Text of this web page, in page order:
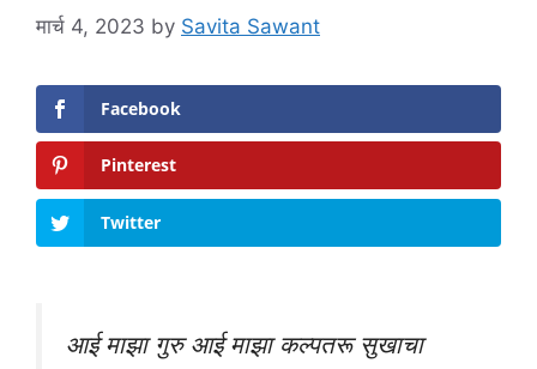
मार्च 4, 2023 by Savita Sawant
Facebook
Pinterest
Twitter
आई माझा गुरु आई माझा कल्पतरू सुखाचा